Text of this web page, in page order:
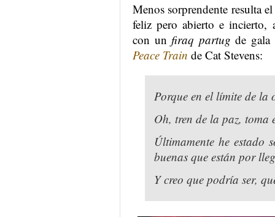
Menos sorprendente resulta
feliz pero abierto e
con un firaq partug de gala
Peace Train de Cat Stevens:
Porque en el límite de
Oh, tren de la paz, toma
Últimamente he estado
buenas que están por
Y creo que podría ser,